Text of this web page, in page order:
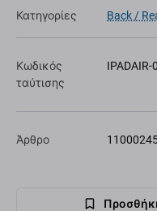
Κατηγορίες Back /
Κωδικός
ταύτισης
IPADAIR-
Άρθρο